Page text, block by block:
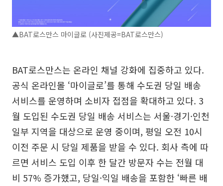
▲BAT로스만스 마이글로 (사진제공=BAT로스만스)
BAT로스만스는 온라인 채널 강화에 집중하고 있다.
공식 온라인몰 ‘마이글로’를 통해 수도권 당일 배송
서비스를 운영하며 소비자 접점을 확대하고 있다. 3
월 도입된 수도권 당일 배송 서비스는 서울·경기·인천
일부 지역을 대상으로 운영 중이며, 평일 오전 10시
이전 주문 시 당일 제품을 받을 수 있다. 회사 측에 따
르면 서비스 도입 이후 한 달간 방문자 수는 전월 대
비 57% 증가했고, 당일·익일 배송을 포함한 ‘빠른 배